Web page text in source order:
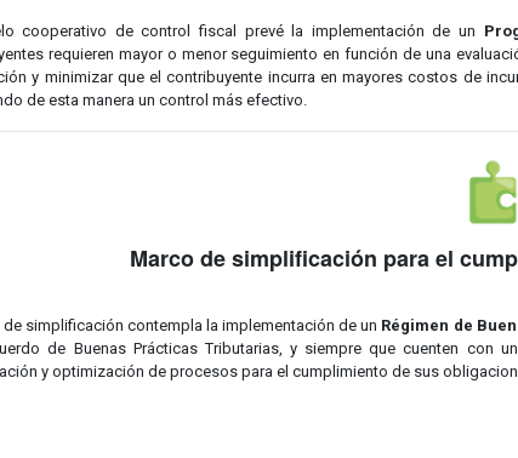
cooperativo de control fiscal prevé la implementación de un
requieren mayor o menor seguimiento en función de una
y minimizar que el contribuyente incurra en mayores costos de
de esta manera un control más efectivo.
Marco de simplificación para el
de simplificación contempla la implementación de un Régimen de
de Buenas Prácticas Tributarias, y siempre que cuenten con
y optimización de procesos para el cumplimiento de sus